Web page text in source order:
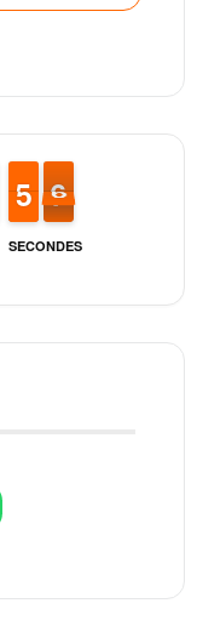
SECONDES
0
5
5 7
6
6